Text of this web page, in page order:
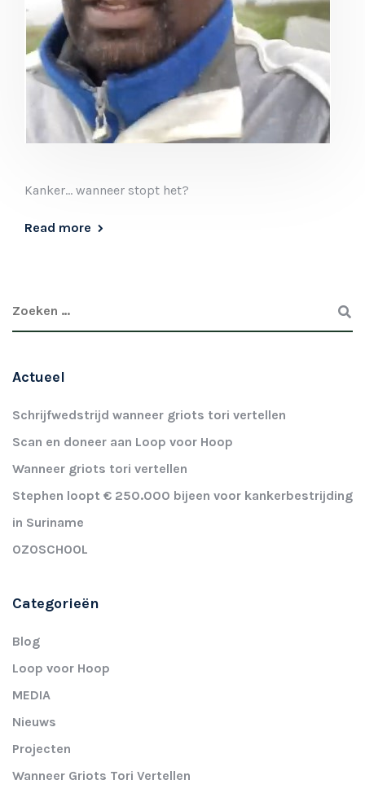
Kanker… wanneer stopt het?
Read more
Actueel
Schrijfwedstrijd wanneer griots tori vertellen
Scan en doneer aan Loop voor Hoop
Wanneer griots tori vertellen
Stephen loopt € 250.000 bijeen voor kankerbestrijding
in Suriname
OZOSCHOOL
Categorieën
Blog
Loop voor Hoop
MEDIA
Nieuws
Projecten
Wanneer Griots Tori Vertellen